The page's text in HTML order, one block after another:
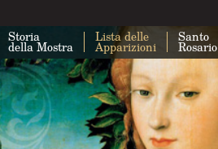
Storia
della Mostra
Lista delle
Apparizioni
Santo
Rosario